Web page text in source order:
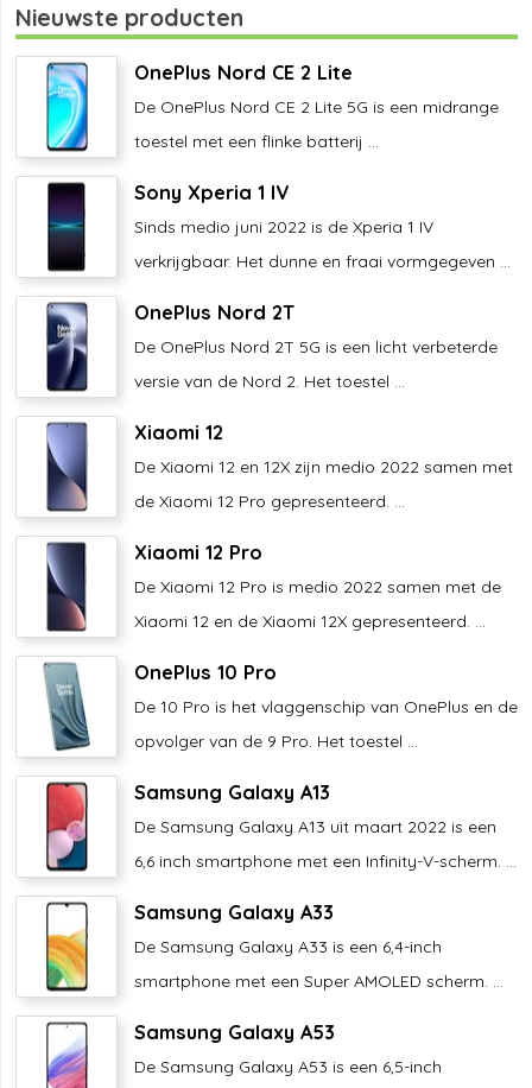
Nieuwste producten
OnePlus Nord CE 2 Lite
De OnePlus Nord CE 2 Lite 5G is een midrange
toestel met een flinke batterij ...
Sony Xperia 1 IV
Sinds medio juni 2022 is de Xperia 1 IV
verkrijgbaar. Het dunne en fraai vormgegeven ...
OnePlus Nord 2T
De OnePlus Nord 2T 5G is een licht verbeterde
versie van de Nord 2. Het toestel ...
Xiaomi 12
De Xiaomi 12 en 12X zijn medio 2022 samen met
de Xiaomi 12 Pro gepresenteerd. ...
Xiaomi 12 Pro
De Xiaomi 12 Pro is medio 2022 samen met de
Xiaomi 12 en de Xiaomi 12X gepresenteerd. ...
OnePlus 10 Pro
De 10 Pro is het vlaggenschip van OnePlus en de
opvolger van de 9 Pro. Het toestel ...
Samsung Galaxy A13
De Samsung Galaxy A13 uit maart 2022 is een
6,6 inch smartphone met een Infinity-V-scherm. ...
Samsung Galaxy A33
De Samsung Galaxy A33 is een 6,4-inch
smartphone met een Super AMOLED scherm. ...
Samsung Galaxy A53
De Samsung Galaxy A53 is een 6,5-inch